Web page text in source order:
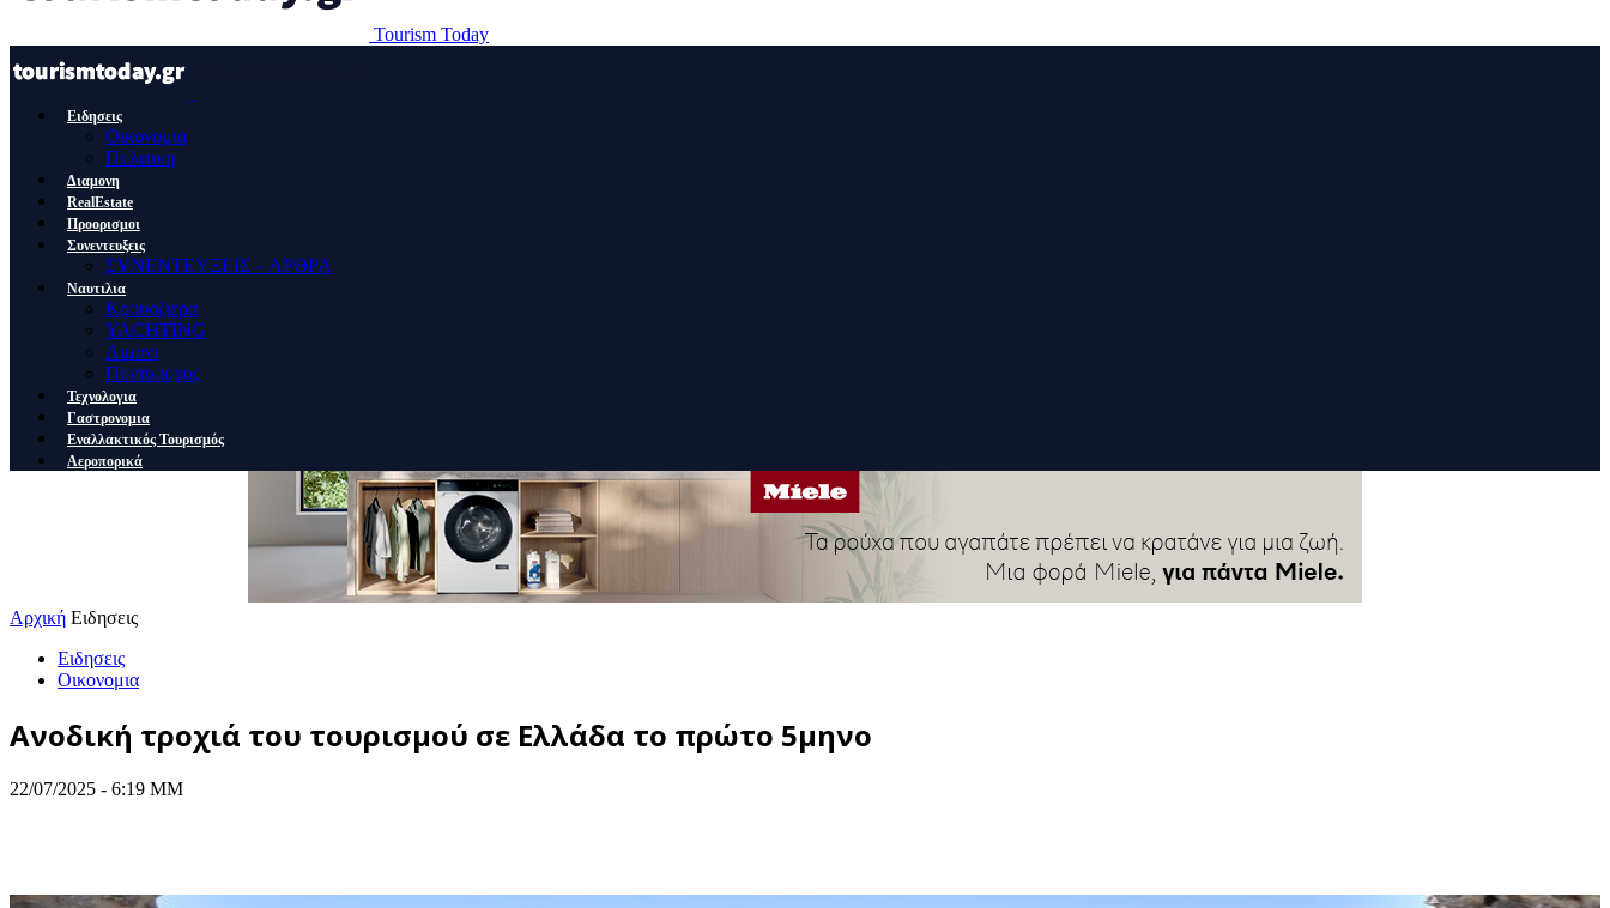
Tourism Today
Ειδησεις
Οικονομια
Πολιτικη
Διαμονη
RealEstate
Προορισμοι
Συνεντευξεις
ΣΥΝΕΝΤΕΥΞΕΙΣ – ΑΡΘΡΑ
Ναυτιλια
Κρουαζιερα
YACHTING
Λιμανι
Ποντοπορος
Τεχνολογια
Γαστρονομια
Εναλλακτικός Τουρισμός
Αεροπορικά
Αρχική Ειδησεις
Ειδησεις
Οικονομια
Aνοδική τροχιά του τουρισμού σε Ελλάδα το πρώτο 5μηνο
22/07/2025 - 6:19 ΜΜ